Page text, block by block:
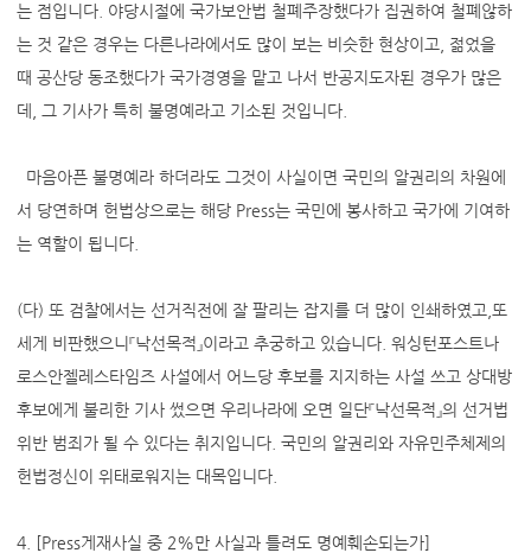
는 점입니다. 야당시절에 국가보안법 철폐주장했다가 집권하여 철폐않하
는 것 같은 경우는 다른나라에서도 많이 보는 비슷한 현상이고, 젊었을
때 공산당 동조했다가 국가경영을 맡고 나서 반공지도자된 경우가 많은
데, 그 기사가 특히 불명예라고 기소된 것입니다.
마음아픈 불명예라 하더라도 그것이 사실이면 국민의 알권리의 차원에
서 당연하며 헌법상으로는 해당 Press는 국민에 봉사하고 국가에 기여하
는 역할이 됩니다.
(다) 또 검찰에서는 선거직전에 잘 팔리는 잡지를 더 많이 인쇄하였고,또
세게 비판했으니『낙선목적』이라고 추궁하고 있습니다. 워싱턴포스트나
로스안젤레스타임즈 사설에서 어느당 후보를 지지하는 사설 쓰고 상대방
후보에게 불리한 기사 썼으면 우리나라에 오면 일단『낙선목적』의 선거법
위반 범죄가 될 수 있다는 취지입니다. 국민의 알권리와 자유민주체제의
헌법정신이 위태로워지는 대목입니다.
4. [Press게재사실 중 2%만 사실과 틀려도 명예훼손되는가]